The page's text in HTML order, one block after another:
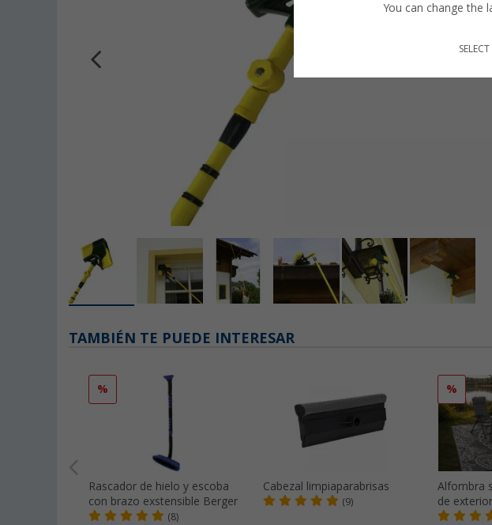
TAMBIÉN TE PUEDE INTERESAR
%
Rascador de hielo y escoba
con brazo exstensible Berger
(8)
Cabezal limpiaparabrisas
(9)
%
Alfombra
de
You can change the